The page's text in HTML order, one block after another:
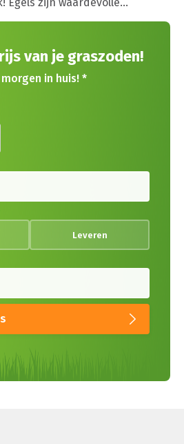
van je graszoden!
in huis! *
Leveren